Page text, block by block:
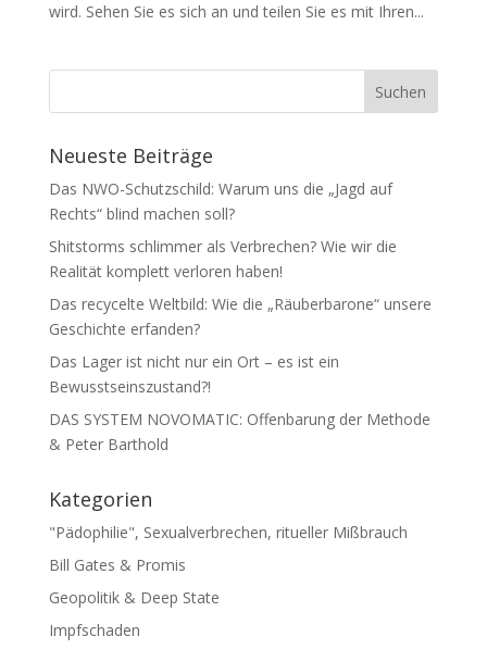
wird. Sehen Sie es sich an und tei­len Sie es mit Ihren...
Neueste Beiträge
Das NWO-Schutzschild: Warum uns die „Jagd auf
Rechts“ blind machen soll?
Shitstorms schlimmer als Verbrechen? Wie wir die
Realität komplett verloren haben!
Das recycelte Weltbild: Wie die „Räuberbarone“ unsere
Geschichte erfanden?
Das Lager ist nicht nur ein Ort – es ist ein
Bewusstseinszustand?!
DAS SYSTEM NOVOMATIC: Offenbarung der Methode
& Peter Barthold
Kategorien
"Pädophilie", Sexualverbrechen, ritueller Mißbrauch
Bill Gates & Promis
Geopolitik & Deep State
Impfschaden